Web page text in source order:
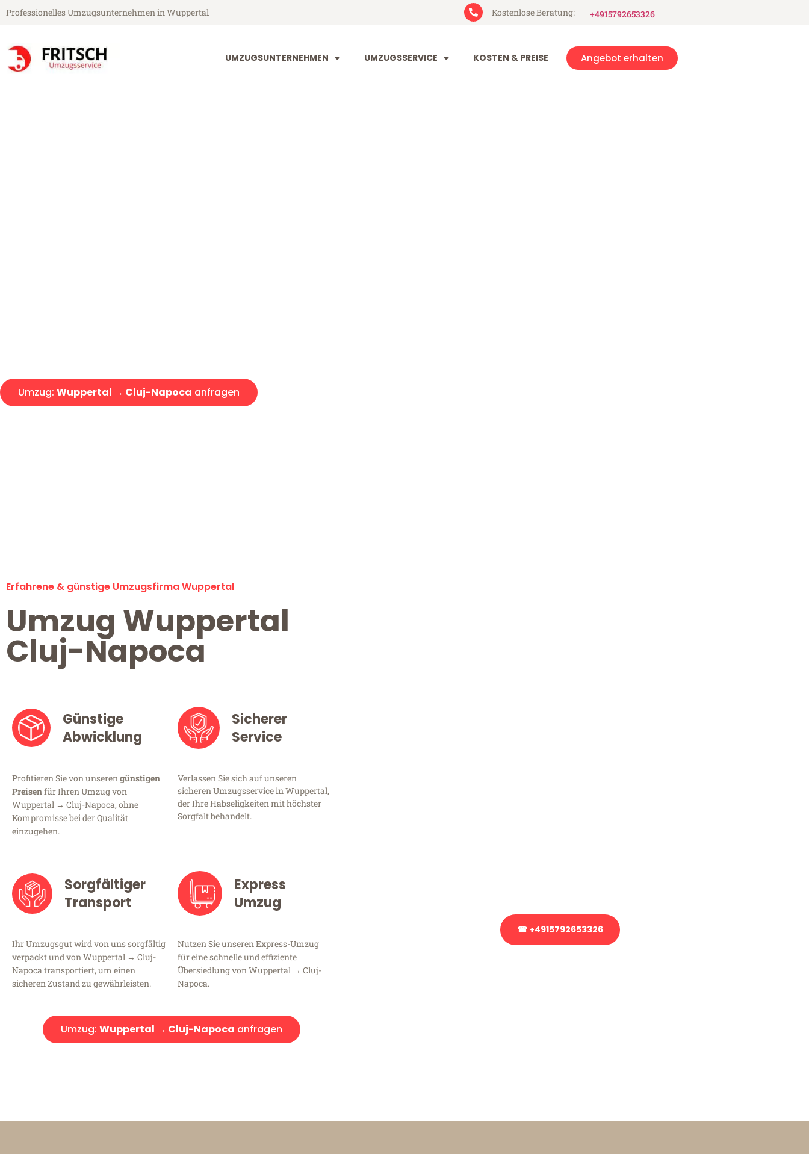
Professionelles Umzugsunternehmen in Wuppertal Kostenlose Beratung: +4915792653326
UMZUGSUNTERNEHMEN UMZUGSSERVICE KOSTEN & PREISE Angebot erhalten
Umzug: Wuppertal → Cluj-Napoca anfragen
Erfahrene & günstige Umzugsfirma Wuppertal
Umzug Wuppertal
Cluj-Napoca
Günstige
Abwicklung
Profitieren Sie von unserengünstigen
Preisenfür Ihren Umzug von
Wuppertal → Cluj-Napoca, ohne
Kompromisse bei der Qualität
einzugehen.
Sicherer
Service
Verlassen Sie sich auf unseren
sicheren Umzugsservice in Wuppertal,
der Ihre Habseligkeiten mit höchster
Sorgfalt behandelt.
Sorgfältiger
Transport
Ihr Umzugsgut wird von uns sorgfältig
verpackt und von Wuppertal → Cluj-
Napoca transportiert, um einen
sicheren Zustand zu gewährleisten.
Express
Umzug
Nutzen Sie unseren Express-Umzug
für eine schnelle und effiziente
Übersiedlung von Wuppertal → Cluj-
Napoca.
Umzug: Wuppertal → Cluj-Napoca anfragen
☎ +4915792653326